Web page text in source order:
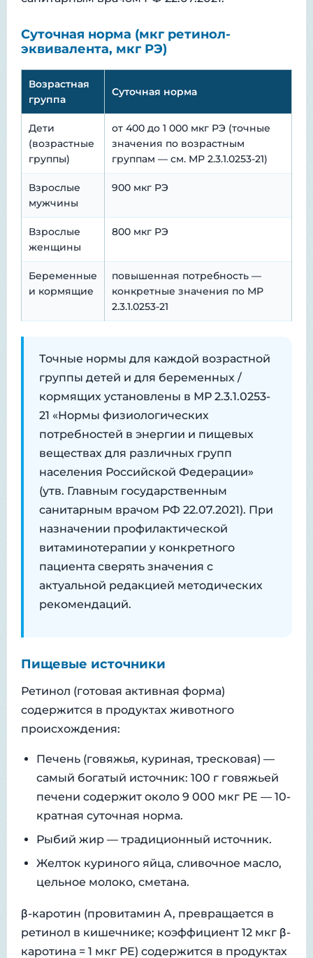
Суточная норма (мкг ретинол-
эквивалента, мкг РЭ)
Возрастная
группа
Суточная норма
Дети
(возрастные
группы)
от 400 до 1 000 мкг РЭ (точные
значения по возрастным
группам — см. МР 2.3.1.0253-21)
Взрослые
мужчины
900 мкг РЭ
Взрослые
женщины
800 мкг РЭ
Беременные
и кормящие
повышенная потребность —
конкретные значения по МР
2.3.1.0253-21
Точные нормы для каждой возрастной
группы детей и для беременных /
кормящих установлены в МР 2.3.1.0253-
21 «Нормы физиологических
потребностей в энергии и пищевых
веществах для различных групп
населения Российской Федерации»
(утв. Главным государственным
санитарным врачом РФ 22.07.2021). При
назначении профилактической
витаминотерапии у конкретного
пациента сверять значения с
актуальной редакцией методических
рекомендаций.
Пищевые источники
Ретинол (готовая активная форма)
содержится в продуктах животного
происхождения:
Печень (говяжья, куриная, тресковая) —
самый богатый источник: 100 г говяжьей
печени содержит около 9 000 мкг РЕ — 10-
кратная суточная норма.
Рыбий жир — традиционный источник.
Желток куриного яйца, сливочное масло,
цельное молоко, сметана.
β-каротин (провитамин А, превращается в
ретинол в кишечнике; коэффициент 12 мкг β-
каротина = 1 мкг РЕ) содержится в продуктах